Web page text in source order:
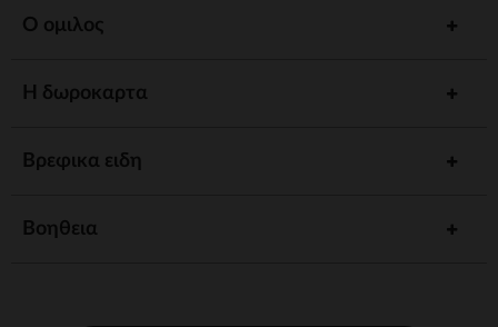
Ο ομιλος
Η δωροκαρτα
Βρεφικα ειδη
Βοηθεια